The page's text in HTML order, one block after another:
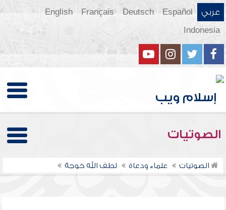
عربي Español
Deutsch
Français
English
Indonesia
الصوتيات
الصوتيات علماء ودعاة لطف الله خوجة